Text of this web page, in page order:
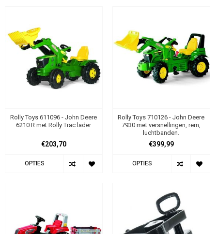
Rolly Toys 611096 - John Deere
6210 R met Rolly Trac lader
€203,70
OPTIES
Rolly Toys 710126 - John Deere
7930 met versnellingen, rem,
luchtbanden.
€399,99
OPTIES